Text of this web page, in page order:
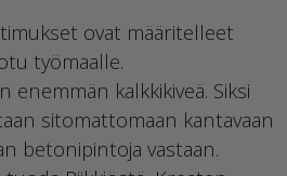
ovat määritelleet
työmaalle.
enemmän kalkkikiveä. Siksi
sitomattomaan kantavaan
betonipintoja vastaan.